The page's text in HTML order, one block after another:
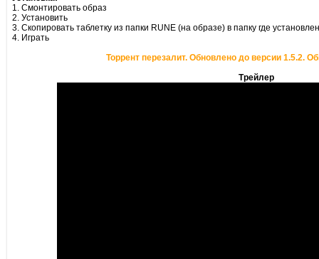
1. Смонтировать образ
2. Установить
3. Скопировать таблетку из папки RUNE (на образе) в папку где
4. Играть
Торрент перезалит. Обновлено до версии 1.5.2.
Трейлер